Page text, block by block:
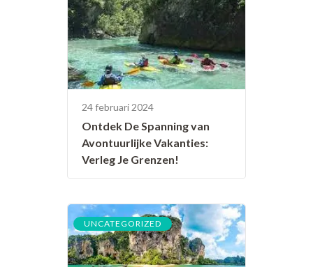
24 februari 2024
Ontdek De Spanning van
Avontuurlijke Vakanties:
Verleg Je Grenzen!
UNCATEGORIZED